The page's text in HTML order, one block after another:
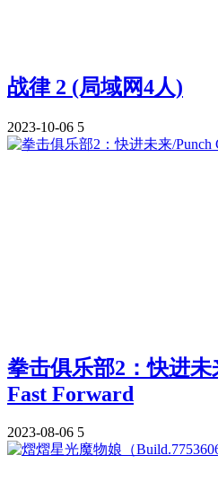
战律 2 (局域网4人)
2023-10-06 5
拳击俱乐部2：快进未
Fast Forward
2023-08-06 5